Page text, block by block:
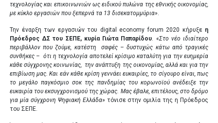
τεχνολογίας και επικοινωνιών ως ειδικού πυλώνα της εθνικής οικονομίας,
με κύκλο εργασιών που ξεπερνά τα 13 δισεκατομμύρια».
Την έναρξη των εργασιών του digital economy forum 2020 κήρυξε η
Πρόεδρος ΔΣ του ΣΕΠΕ, κυρία Γιώτα Παπαρίδου . «Στο νέο ιδιαίτερο
περιβάλλον που ζούμε, κατέστη σαφές – δυστυχώς κάτω από τραγικές
συνθήκες – ότι η τεχνολογία αποτελεί κρίσιμο καταλύτη για την ευημερία
κάθε σύγχρονης κοινωνίας, την ανάπτυξη της οικονομίας, αλλά και για την
επιβίωση μας. Και εάν κάθε κρίση γεννάει ευκαιρίες, το σίγουρο είναι, πως
το μεγάλο παγκόσμιο σοκ της πανδημίας του κορωνοϊού ανέδειξε την
ευκαιρία του εκσυγχρονισμού της χώρας. Mας έβαλε, επιτέλους, στο δρόμο
για μία σύγχρονη Ψηφιακή Ελλάδα» τόνισε στην ομιλία της η Πρόεδρος
του ΣΕΠΕ.